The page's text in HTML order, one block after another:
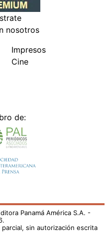
nosotros
Impresos
Cine
de:
Panamá América S.A. -
sin autorización escrita